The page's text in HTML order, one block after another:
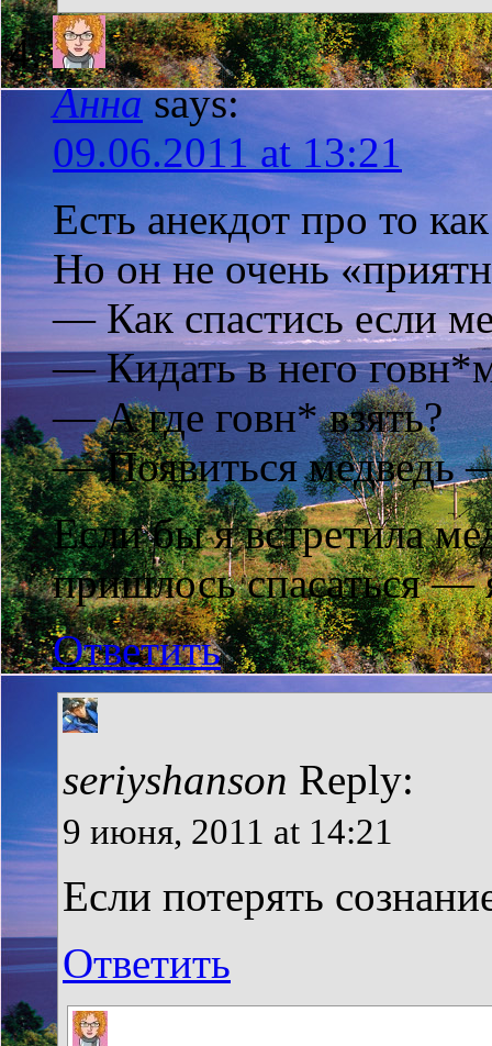
Анна says:
09.06.2011 at 13:21
Есть анекдот про то
Но он не очень
— Как спастись если
— Кидать в него
— А где говн* взять?
— Появиться медведь
Если бы я встретила
пришлось спасаться
Ответить
seriyshanson Reply:
9 июня, 2011 at 14:21
Если потерять
Ответить